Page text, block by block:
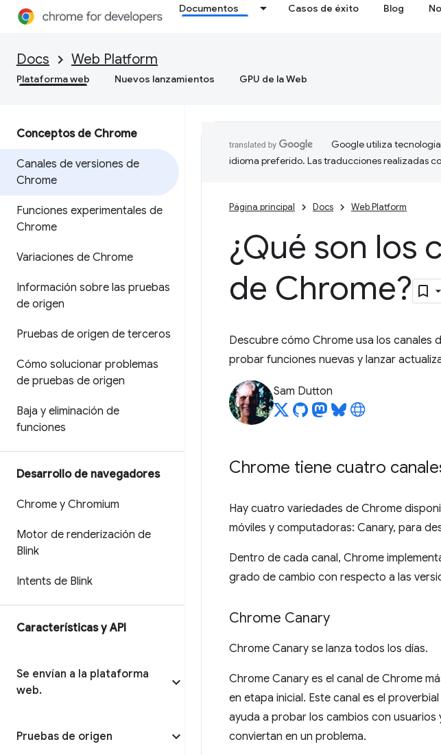
Documentos Casos de éxito Blog
Docs Web Platform
Plataforma web Nuevos lanzamientos GPU de la Web
Conceptos de Chrome
Canales de versiones de
Chrome
Funciones experimentales de
Chrome
Variaciones de Chrome
Información sobre las pruebas
de origen
Pruebas de origen de terceros
Cómo solucionar problemas
de pruebas de origen
Baja y eliminación de
funciones
Desarrollo de navegadores
Chrome y Chromium
Motor de renderización de
Blink
Intents de Blink
Características y API
Se envían a la plataforma
web.
Pruebas de origen
Google utiliza
idioma preferido. Las traducciones realizadas
Página principal Docs Web Platform
¿Qué son los
de Chrome?
Descubre cómo Chrome usa los canales
probar funciones nuevas y lanzar
Sam Dutton
Chrome tiene cuatro
Hay cuatro variedades de Chrome
móviles y computadoras: Canary, para
Dentro de cada canal, Chrome
grado de cambio con respecto a las
Chrome Canary
Chrome Canary se lanza todos los días.
Chrome Canary es el canal de Chrome
en etapa inicial. Este canal es el
ayuda a probar los cambios con
conviertan en un problema.